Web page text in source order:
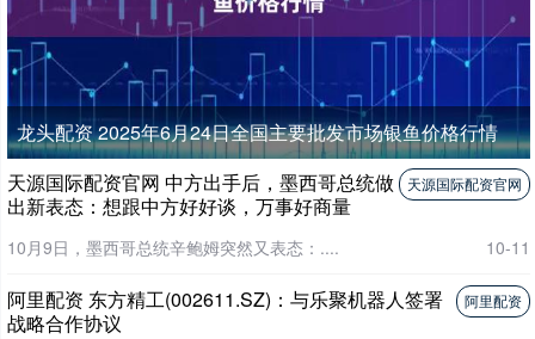
龙头配资 2025年6月24日全国主要批发市场银鱼价格行情
天源国际配资官网
天源国际配资官网 中方出手后，墨西哥总统做
出新表态：想跟中方好好谈，万事好商量
10月9日，墨西哥总统辛鲍姆突然又表态：.... 10-11
阿里配资
阿里配资 东方精工(002611.SZ)：与乐聚机器人签署
战略合作协议